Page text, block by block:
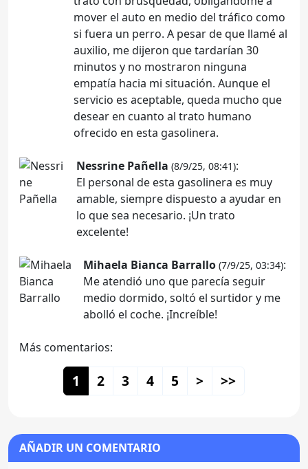
mover el auto en medio del tráfico como
si fuera un perro. A pesar de que llamé al
auxilio, me dijeron que tardarían 30
minutos y no mostraron ninguna
empatía hacia mi situación. Aunque el
servicio es aceptable, queda mucho que
desear en cuanto al trato humano
ofrecido en esta gasolinera.
Nessrine Pañella (8/9/25, 08:41):
El personal de esta gasolinera es muy
amable, siempre dispuesto a ayudar en
lo que sea necesario. ¡Un trato
excelente!
Mihaela Bianca Barrallo (7/9/25, 03:34):
Me atendió uno que parecía seguir
medio dormido, soltó el surtidor y me
abolló el coche. ¡Increíble!
Más comentarios:
1 2 3 4 5 > >>
AÑADIR UN COMENTARIO